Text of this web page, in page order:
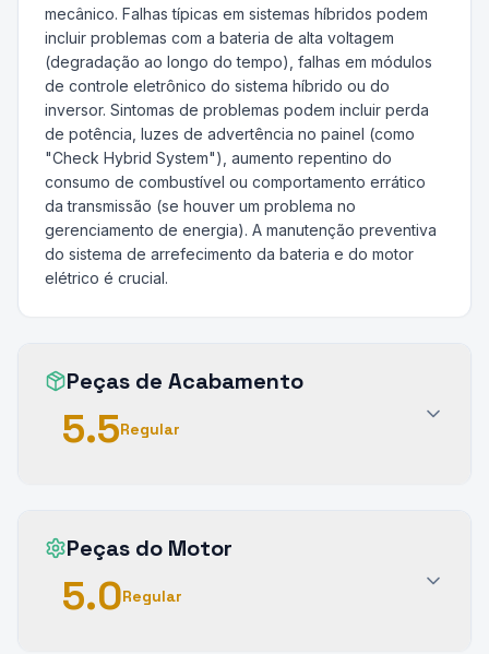
mecânico. Falhas típicas em sistemas híbridos podem
incluir problemas com a bateria de alta voltagem
(degradação ao longo do tempo), falhas em módulos
de controle eletrônico do sistema híbrido ou do
inversor. Sintomas de problemas podem incluir perda
de potência, luzes de advertência no painel (como
"Check Hybrid System"), aumento repentino do
consumo de combustível ou comportamento errático
da transmissão (se houver um problema no
gerenciamento de energia). A manutenção preventiva
do sistema de arrefecimento da bateria e do motor
elétrico é crucial.
Peças de Acabamento
5.5Regular
Peças do Motor
5.0Regular